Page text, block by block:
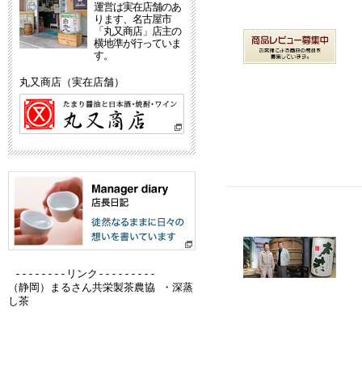
運営は実在店舗のあ
ります、名古屋市
「丸又商店」店主の
横地準が行っていま
す。
丸又商店（実在店舗）
--------リンク---------
（静岡）
まるさん共栄製茶農協 ・深蒸
し茶